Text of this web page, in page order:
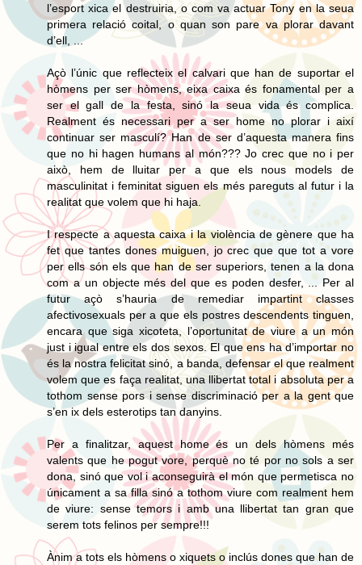
l’esport xica el destruiria, o com va actuar Tony en la seua
primera relació coital, o quan son pare va plorar davant
d’ell, ...
Açò l’únic que reflecteix el calvari que han de suportar el
hòmens per ser hòmens, eixa caixa és fonamental per a
ser el gall de la festa, sinó la seua vida és complica.
Realment és necessari per a ser home no plorar i així
continuar ser masculí? Han de ser d’aquesta manera fins
que no hi hagen humans al món??? Jo crec que no i per
això, hem de lluitar per a que els nous models de
masculinitat i feminitat siguen els més pareguts al futur i la
realitat que volem que hi haja.
I respecte a aquesta caixa i la violència de gènere que ha
fet que tantes dones muiguen, jo crec que que tot a vore
per ells són els que han de ser superiors, tenen a la dona
com a un objecte més del que es poden desfer, ... Per al
futur açò s’hauria de remediar impartint classes
afectivosexuals per a que els postres descendents tinguen,
encara que siga xicoteta, l’oportunitat de viure a un món
just i igual entre els dos sexos. El que ens ha d’importar no
és la nostra felicitat sinó, a banda, defensar el que realment
volem que es faça realitat, una llibertat total i absoluta per a
tothom sense pors i sense discriminació per a la gent que
s’en ix dels esterotips tan danyins.
Per a finalitzar, aquest home és un dels hòmens més
valents que he pogut vore, perquè no té por no sols a ser
dona, sinó que vol i aconseguirà el món que permetisca no
únicament a sa filla sinó a tothom viure com realment hem
de viure: sense temors i amb una llibertat tan gran que
serem tots felinos per sempre!!!
Ànim a tots els hòmens o xiquets o inclús dones que han de